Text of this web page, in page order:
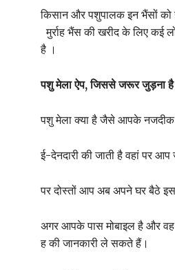
किसान और पशुपालक इन भैंसों
मुर्राह भैंस की खरीद के लिए कई
है ।
पशु मेला ऐप,जिससे जरूर जुड़ना है
पशु मेला क्या है जैसे आपके नजदीक
ई-देनदारी की जाती है वहां पर
पर दोस्तों आप अब अपने घर बैठे
अगर आपके पास मोबाइल है और
ह की जानकारी ले सकते हैं।